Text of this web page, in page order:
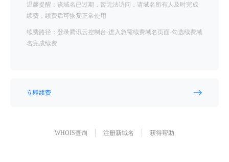
温馨提醒：该域名已过期，暂无法访问，请域名所有人及时完成
续费，续费后可恢复正常使用
续费路径：登录腾讯云控制台-进入急需续费域名页面-勾选续费域
名完成续费
立即续费
WHOIS查询 注册新域名 获得帮助